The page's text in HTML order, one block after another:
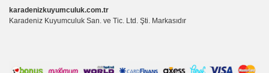
karadenizkuyumculuk.com.tr
Karadeniz Kuyumculuk San. ve Tic. Ltd. Şti. Markasıdır